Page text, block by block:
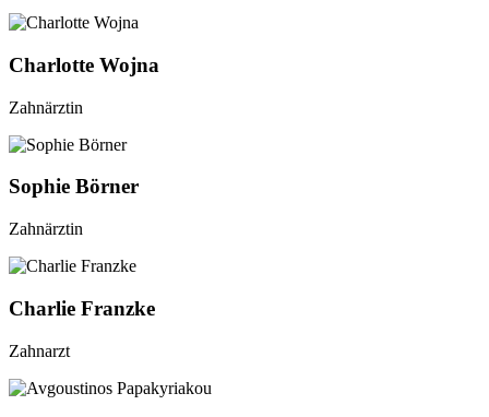
Charlotte Wojna
Zahnärztin
Sophie Börner
Zahnärztin
Charlie Franzke
Zahnarzt